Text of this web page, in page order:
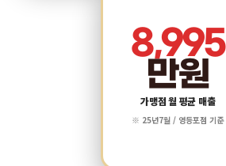
8,995
만원
가맹점 월 평균 매출
※ 25년7월 / 영등포점 기준